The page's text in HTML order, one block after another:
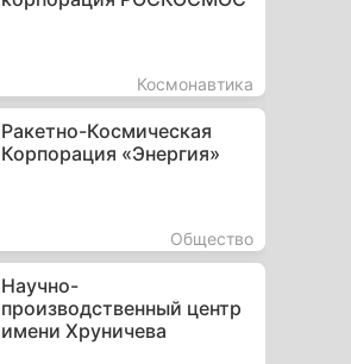
Космонавтика
Ракетно-Космическая
Корпорация «Энергия»
Общество
Научно-
производственный центр
имени Хруничева